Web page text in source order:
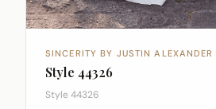
SINCERITY BY JUSTIN ALEXANDER
Style 44326
Style 44326